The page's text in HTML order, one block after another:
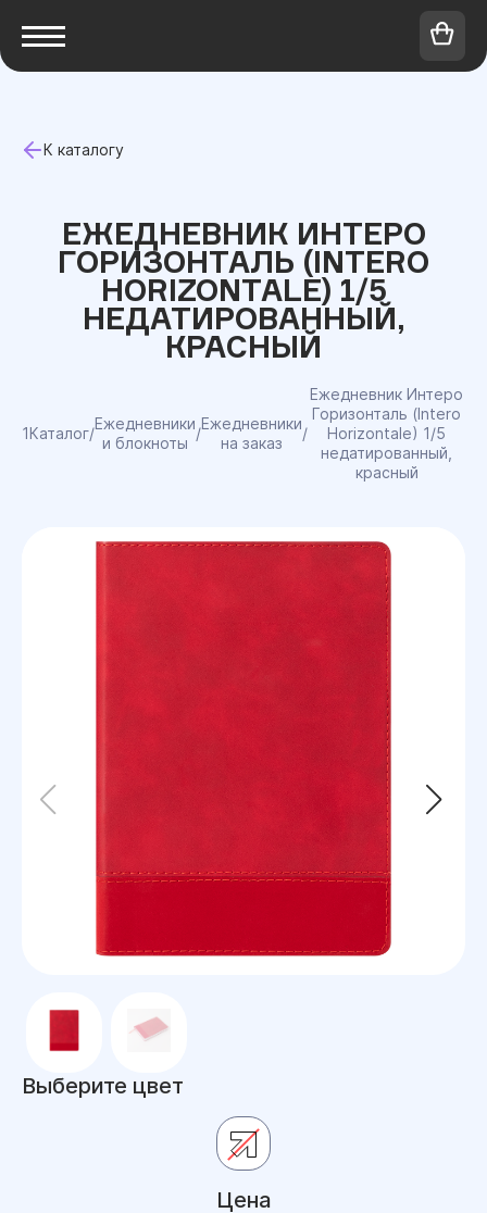
К каталогу
ЕЖЕДНЕВНИК ИНТЕРО
ГОРИЗОНТАЛЬ (INTERO
HORIZONTALE) 1/5
НЕДАТИРОВАННЫЙ,
КРАСНЫЙ
1Каталог/
Ежедневники
и блокноты
/
Ежедневники
на заказ
/
Ежедневник Интеро
Горизонталь (Intero
Horizontale) 1/5
недатированный,
красный
Выберите цвет
Цена